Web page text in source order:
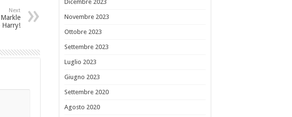
Next
Harry!
Dicembre 2023
Novembre 2023
Ottobre 2023
Settembre 2023
Luglio 2023
Giugno 2023
Settembre 2020
Agosto 2020